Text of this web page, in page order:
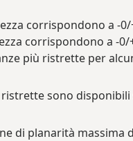
corrispondono a -0/
corrispondono a -0/
più ristrette per
sono disponibili
di planarità